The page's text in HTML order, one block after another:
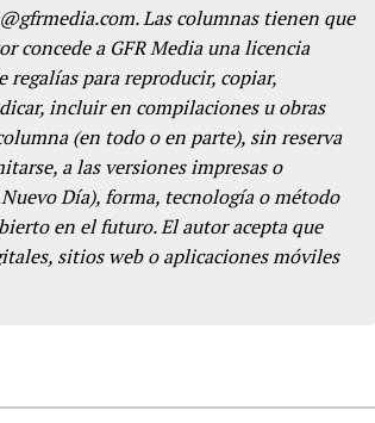
Las columnas tienen que
concede a GFR Media una licencia
para reproducir, copiar,
incluir en compilaciones u obras
(en todo o en parte), sin reserva
a las versiones impresas o
Día), forma, tecnología o método
en el futuro. El autor acepta que
sitios web o aplicaciones móviles